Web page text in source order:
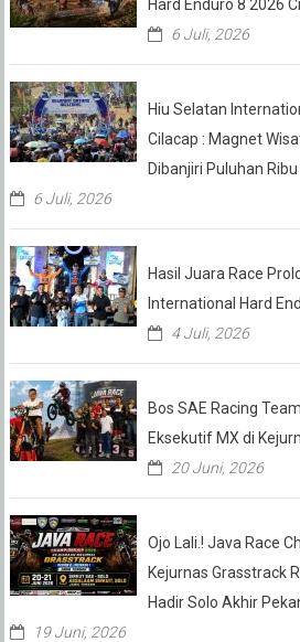
Hard Enduro 8 2026
6 Juli, 2026
Hiu Selatan
Cilacap : Magnet
Dibanjiri Puluhan
6 Juli, 2026
Hasil Juara Race
International Hard
4 Juli, 2026
Bos SAE Racing
Eksekutif MX di
20 Juni, 2026
Ojo Lali.! Java Race
Kejurnas Grasstrack
Hadir Solo Akhir
19 Juni, 2026